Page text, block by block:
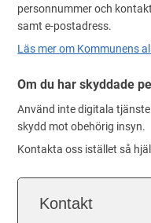
personnummer och
samt e-postadress.
Läs mer om Kommunens
Om du har skyddade
Använd inte digitala
skydd mot obehörig insyn.
Kontakta oss istället så
Kontakt